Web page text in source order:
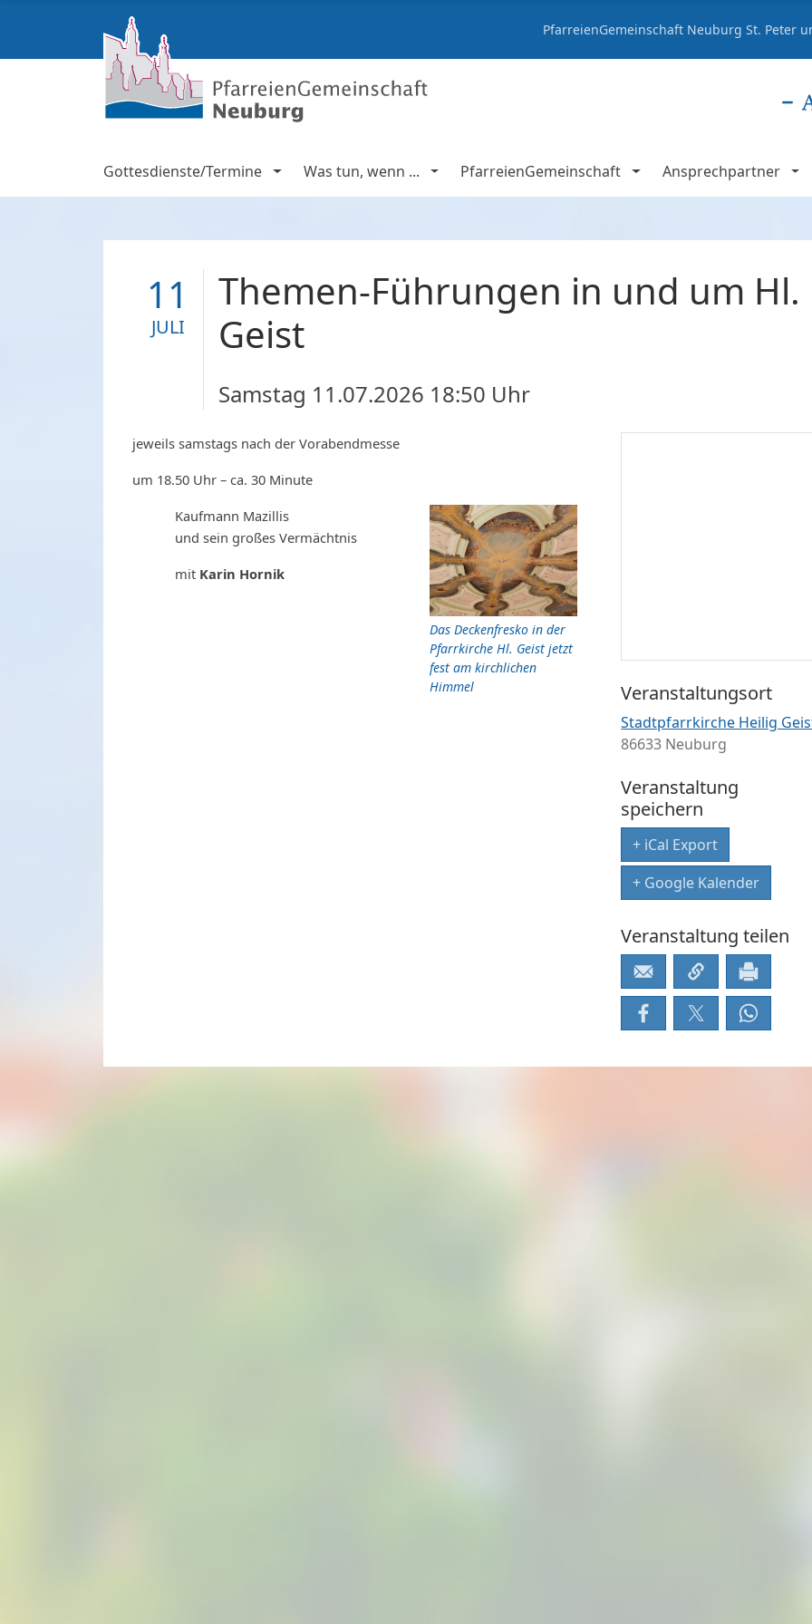
PfarreienGemeinschaft Neuburg St. Peter
Gottesdienste/Termine Was tun, wenn ... PfarreienGemeinschaft Ansprechpartner
11
JULI
Themen-Führungen in und um Hl.
Geist
Samstag 11.07.2026 18:50 Uhr
jeweils samstags nach der Vorabendmesse
um 18.50 Uhr – ca. 30 Minute
Das Deckenfresko in der
Pfarrkirche Hl. Geist jetzt
fest am kirchlichen
Himmel
Kaufmann Mazillis
und sein großes Vermächtnis
mit Karin Hornik
Veranstaltungsort
Stadtpfarrkirche Heilig
86633 Neuburg
Veranstaltung
speichern
+ iCal Export
+ Google Kalender
Veranstaltung teilen